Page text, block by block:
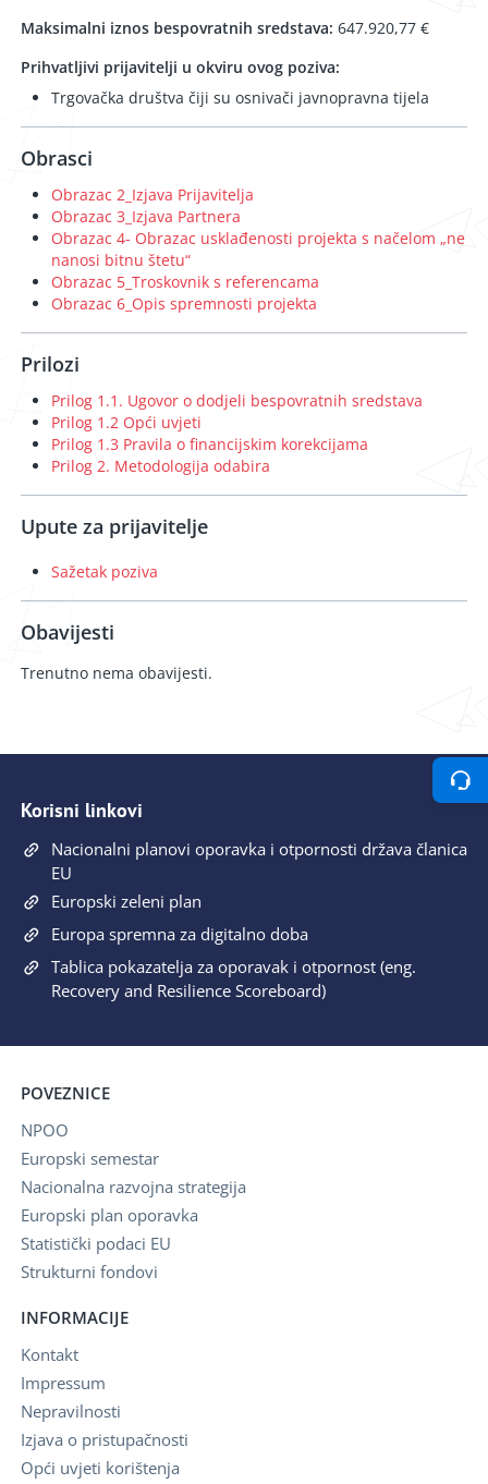
Maksimalni iznos bespovratnih sredstava: 647.920,77 €
Prihvatljivi prijavitelji u okviru ovog poziva:
Trgovačka društva čiji su osnivači javnopravna tijela
Obrasci
Obrazac 2_Izjava Prijavitelja
Obrazac 3_Izjava Partnera
Obrazac 4- Obrazac usklađenosti projekta s načelom „ne
nanosi bitnu štetu“
Obrazac 5_Troskovnik s referencama
Obrazac 6_Opis spremnosti projekta
Prilozi
Prilog 1.1. Ugovor o dodjeli bespovratnih sredstava
Prilog 1.2 Opći uvjeti
Prilog 1.3 Pravila o financijskim korekcijama
Prilog 2. Metodologija odabira
Upute za prijavitelje
Sažetak poziva
Obavijesti
Trenutno nema obavijesti.
Korisni linkovi
Nacionalni planovi oporavka i otpornosti država članica
EU
Europski zeleni plan
Europa spremna za digitalno doba
Tablica pokazatelja za oporavak i otpornost (eng.
Recovery and Resilience Scoreboard)
POVEZNICE
NPOO
Europski semestar
Nacionalna razvojna strategija
Europski plan oporavka
Statistički podaci EU
Strukturni fondovi
INFORMACIJE
Kontakt
Impressum
Nepravilnosti
Izjava o pristupačnosti
Opći uvjeti korištenja